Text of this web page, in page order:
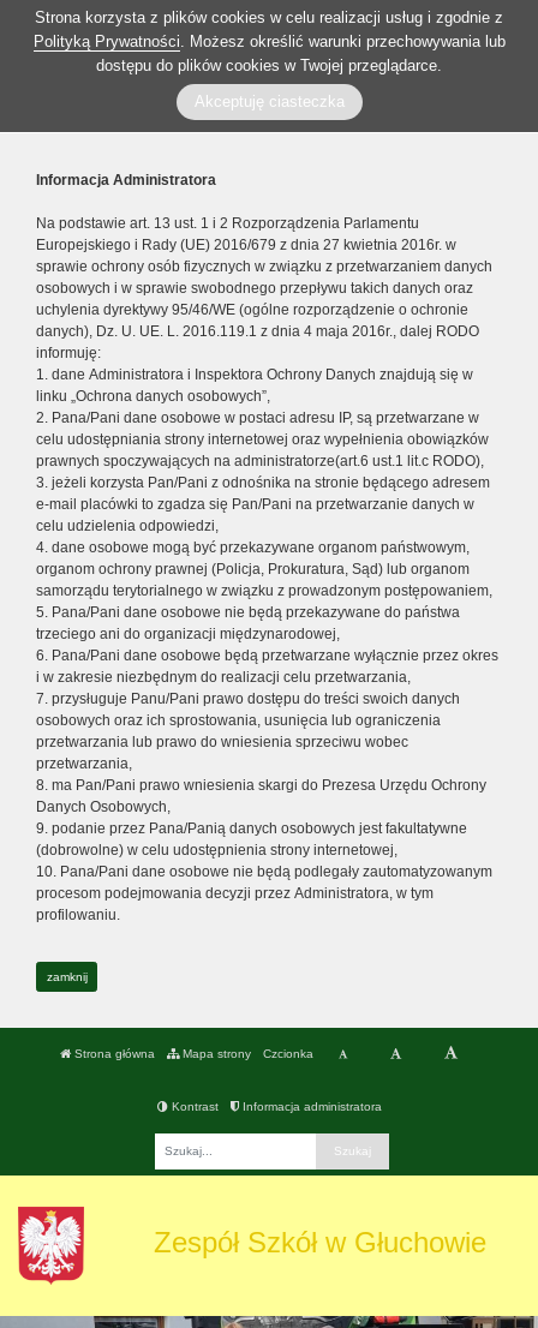
Strona korzysta z plików cookies w celu realizacji usług i zgodnie z
Polityką Prywatności. Możesz określić warunki przechowywania lub
dostępu do plików cookies w Twojej przeglądarce.
Akceptuję ciasteczka
Informacja Administratora
Na podstawie art. 13 ust. 1 i 2 Rozporządzenia Parlamentu
Europejskiego i Rady (UE) 2016/679 z dnia 27 kwietnia 2016r. w
sprawie ochrony osób fizycznych w związku z przetwarzaniem danych
osobowych i w sprawie swobodnego przepływu takich danych oraz
uchylenia dyrektywy 95/46/WE (ogólne rozporządzenie o ochronie
danych), Dz. U. UE. L. 2016.119.1 z dnia 4 maja 2016r., dalej RODO
informuję:
1. dane Administratora i Inspektora Ochrony Danych znajdują się w
linku „Ochrona danych osobowych”,
2. Pana/Pani dane osobowe w postaci adresu IP, są przetwarzane w
celu udostępniania strony internetowej oraz wypełnienia obowiązków
prawnych spoczywających na administratorze(art.6 ust.1 lit.c RODO),
3. jeżeli korzysta Pan/Pani z odnośnika na stronie będącego adresem
e-mail placówki to zgadza się Pan/Pani na przetwarzanie danych w
celu udzielenia odpowiedzi,
4. dane osobowe mogą być przekazywane organom państwowym,
organom ochrony prawnej (Policja, Prokuratura, Sąd) lub organom
samorządu terytorialnego w związku z prowadzonym postępowaniem,
5. Pana/Pani dane osobowe nie będą przekazywane do państwa
trzeciego ani do organizacji międzynarodowej,
6. Pana/Pani dane osobowe będą przetwarzane wyłącznie przez okres
i w zakresie niezbędnym do realizacji celu przetwarzania,
7. przysługuje Panu/Pani prawo dostępu do treści swoich danych
osobowych oraz ich sprostowania, usunięcia lub ograniczenia
przetwarzania lub prawo do wniesienia sprzeciwu wobec
przetwarzania,
8. ma Pan/Pani prawo wniesienia skargi do Prezesa Urzędu Ochrony
Danych Osobowych,
9. podanie przez Pana/Panią danych osobowych jest fakultatywne
(dobrowolne) w celu udostępnienia strony internetowej,
10. Pana/Pani dane osobowe nie będą podlegały zautomatyzowanym
procesom podejmowania decyzji przez Administratora, w tym
profilowaniu.
zamknij
Strona główna Mapa strony Czcionka
Kontrast Informacja administratora
Zespół Szkół w Głuchowie